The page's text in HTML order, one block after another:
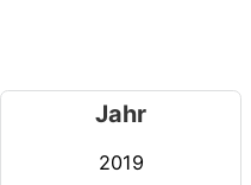
Jahr
2019